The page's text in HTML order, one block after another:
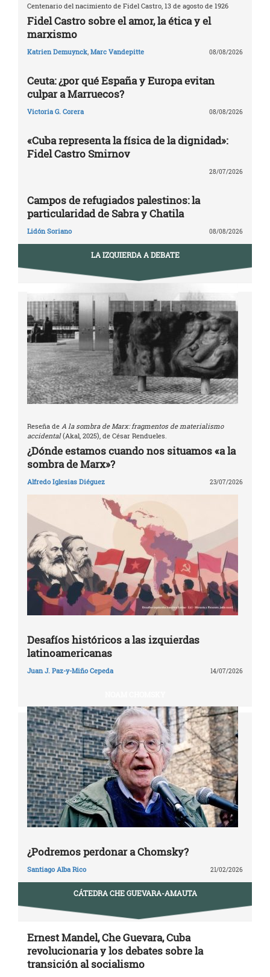
Centenario del nacimiento de Fidel Castro, 13 de agosto de 1926
Fidel Castro sobre el amor, la ética y el
marxismo
Katrien Demuynck, Marc Vandepitte 08/08/2026
Ceuta: ¿por qué España y Europa evitan
culpar a Marruecos?
Victoria G. Corera 08/08/2026
«Cuba representa la física de la dignidad»:
Fidel Castro Smirnov
28/07/2026
Campos de refugiados palestinos: la
particularidad de Sabra y Chatila
Lidón Soriano 08/08/2026
LA IZQUIERDA A DEBATE
Reseña de A la sombra de Marx: fragmentos de materialismo
accidental(Akal, 2025), de César Rendueles.
¿Dónde estamos cuando nos situamos «a la
sombra de Marx»?
Alfredo Iglesias Diéguez 23/07/2026
Desafíos históricos a las izquierdas
latinoamericanas
Juan J. Paz-y-Miño Cepeda 14/07/2026
¿Podremos perdonar a Chomsky?
Santiago Alba Rico 21/02/2026
CÁTEDRA CHE GUEVARA-AMAUTA
Ernest Mandel, Che Guevara, Cuba
revolucionaria y los debates sobre la
transición al socialismo